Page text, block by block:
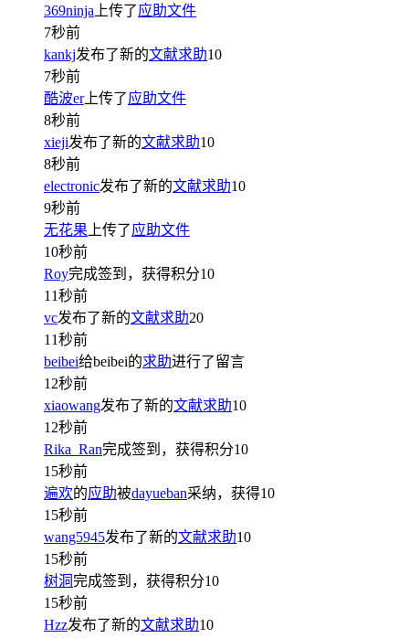
369ninja 上传了应助文件
7秒前
kankj发布了新的文献求助10
7秒前
酷波er上传了应助文件
8秒前
xieji发布了新的文献求助10
8秒前
electronic发布了新的文献求助10
9秒前
无花果 上传了应助文件
10秒前
Roy完成签到，获得积分10
11秒前
vc发布了新的文献求助20
11秒前
beibei给beibei的求助进行了留言
12秒前
xiaowang发布了新的文献求助10
12秒前
Rika_Ran完成签到，获得积分10
15秒前
遍欢的应助被dayueban采纳，获得10
15秒前
wang5945发布了新的文献求助10
15秒前
树洞完成签到，获得积分10
15秒前
Hzz发布了新的文献求助10